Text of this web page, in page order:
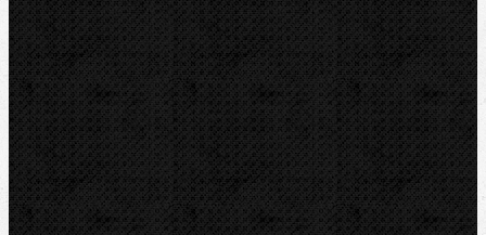
Zmrazovačky
Vŕtanie a frézy
Elektromontážne náradie